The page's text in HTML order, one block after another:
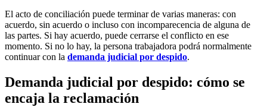
El acto de conciliación puede terminar de varias maneras: con
acuerdo, sin acuerdo o incluso con incomparecencia de alguna de
las partes. Si hay acuerdo, puede cerrarse el conflicto en ese
momento. Si no lo hay, la persona trabajadora podrá normalmente
continuar con la demanda judicial por despido.
Demanda judicial por despido: cómo se
encaja la reclamación